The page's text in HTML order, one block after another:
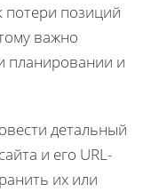
потери позиций
важно
планировании и
детальный
и его URL-
их или